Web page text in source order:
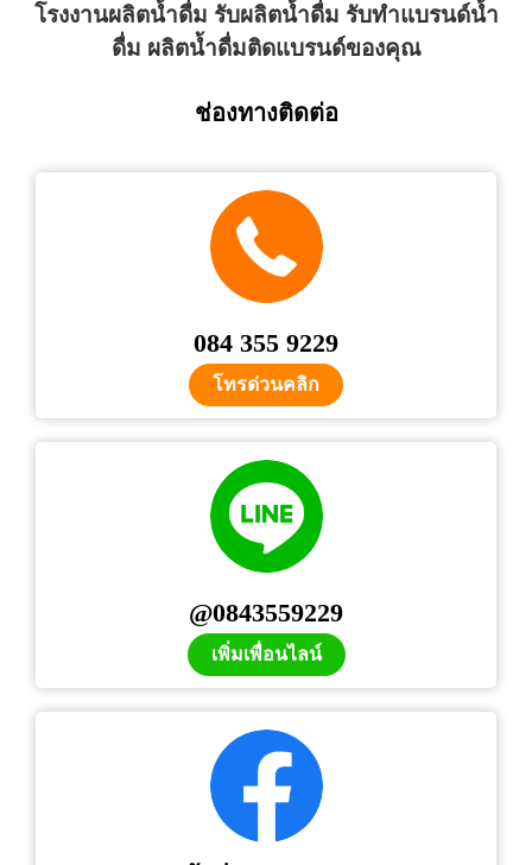
โรงงานผลิตน้ำดื่ม รับผลิตน้ำดื่ม รับทำแบรนด์น้ำ
ดื่ม ผลิตน้ำดื่มติดแบรนด์ของคุณ
ช่องทางติดต่อ
084 355 9229
โทรด่วนคลิก
@0843559229
เพิ่มเพื่อนไลน์